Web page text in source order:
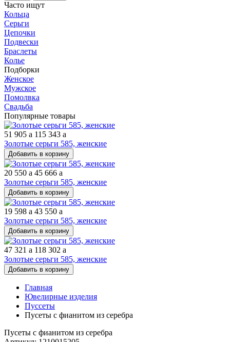
Часто ищут
Кольца
Серьги
Цепочки
Подвески
Браслеты
Колье
Подборки
Женское
Мужское
Помолвка
Свадьба
Популярные товары
51 905 a 115 343 a
Золотые серьги 585, женские
Добавить в корзину
20 550 a 45 666 a
Золотые серьги 585, женские
Добавить в корзину
19 598 a 43 550 a
Золотые серьги 585, женские
Добавить в корзину
47 321 a 118 302 a
Золотые серьги 585, женские
Добавить в корзину
Главная
Ювелирные изделия
Пуссеты
Пусеты с фианитом из серебра
Пусеты с фианитом из серебра